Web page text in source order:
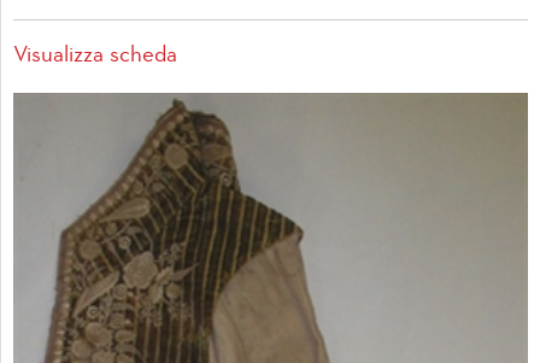
Visualizza scheda